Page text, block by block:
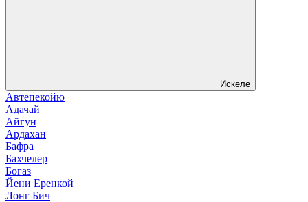
Искеле
Автепекойю
Адачай
Айгун
Ардахан
Бафра
Бахчелер
Богаз
Йени Еренкой
Лонг Бич